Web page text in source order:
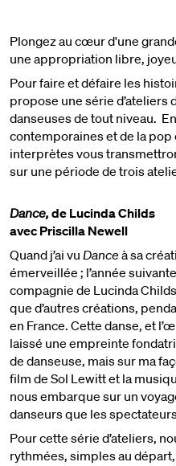
Plongez au cœur d'une
une appropriation libre,
Pour faire et défaire les
propose une série d’ateliers
danseuses de tout niveau.
contemporaines et de la
interprètes vous
sur une période de trois
Dance, de Lucinda Childs
avec Priscilla Newell
Quand j’ai vu Dance à sa
émerveillée ; l’année
compagnie de Lucinda
que d’autres créations,
en France. Cette danse, et
laissé une empreinte
de danseuse, mais sur ma
film de Sol Lewitt et la
nous embarque sur un
danseurs que les
Pour cette série d’ateliers,
rythmées, simples au